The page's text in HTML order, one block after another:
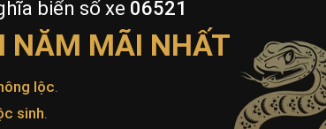
biển số xe 06521
NĂM MÃI NHẤT
lộc.
sinh.